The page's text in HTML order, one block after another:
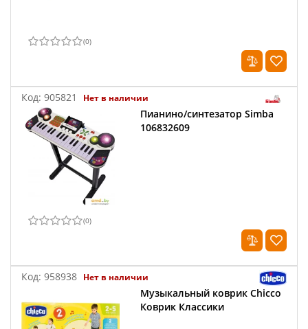
(0)
Код: 905821 Нет в наличии
Пианино/синтезатор Simba
106832609
(0)
Код: 958938 Нет в наличии
Музыкальный коврик Chicco
Коврик Классики